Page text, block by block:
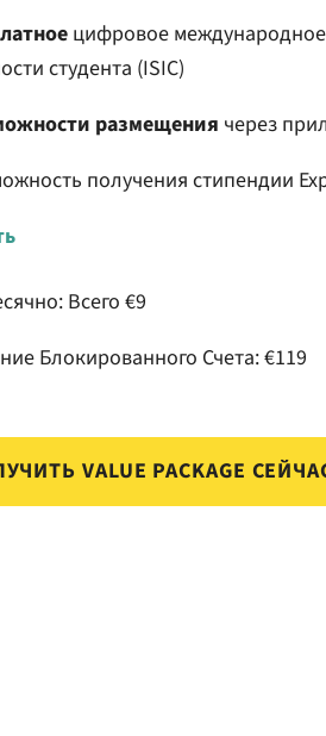
цифровое
студента (ISIC)
размещения через
получения стипендии
Всего €9
Блокированного Счета:€119
VALUE PACKAGE